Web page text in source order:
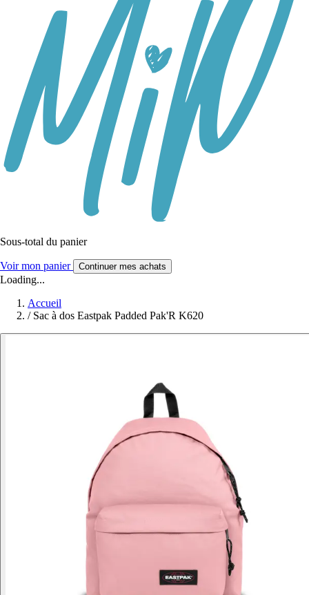
Sous-total du panier
Voir mon panier Continuer mes achats
Loading...
Accueil
/ Sac à dos Eastpak Padded Pak'R K620